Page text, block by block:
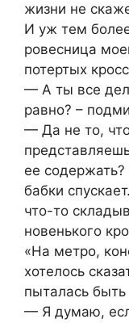
жизни не
И уж тем
ровесница
потертых
— А ты все
равно? –
— Да не то,
ее
бабки
что-то
новенького
«На метро,
хотелось
пыталась
— Я думаю,